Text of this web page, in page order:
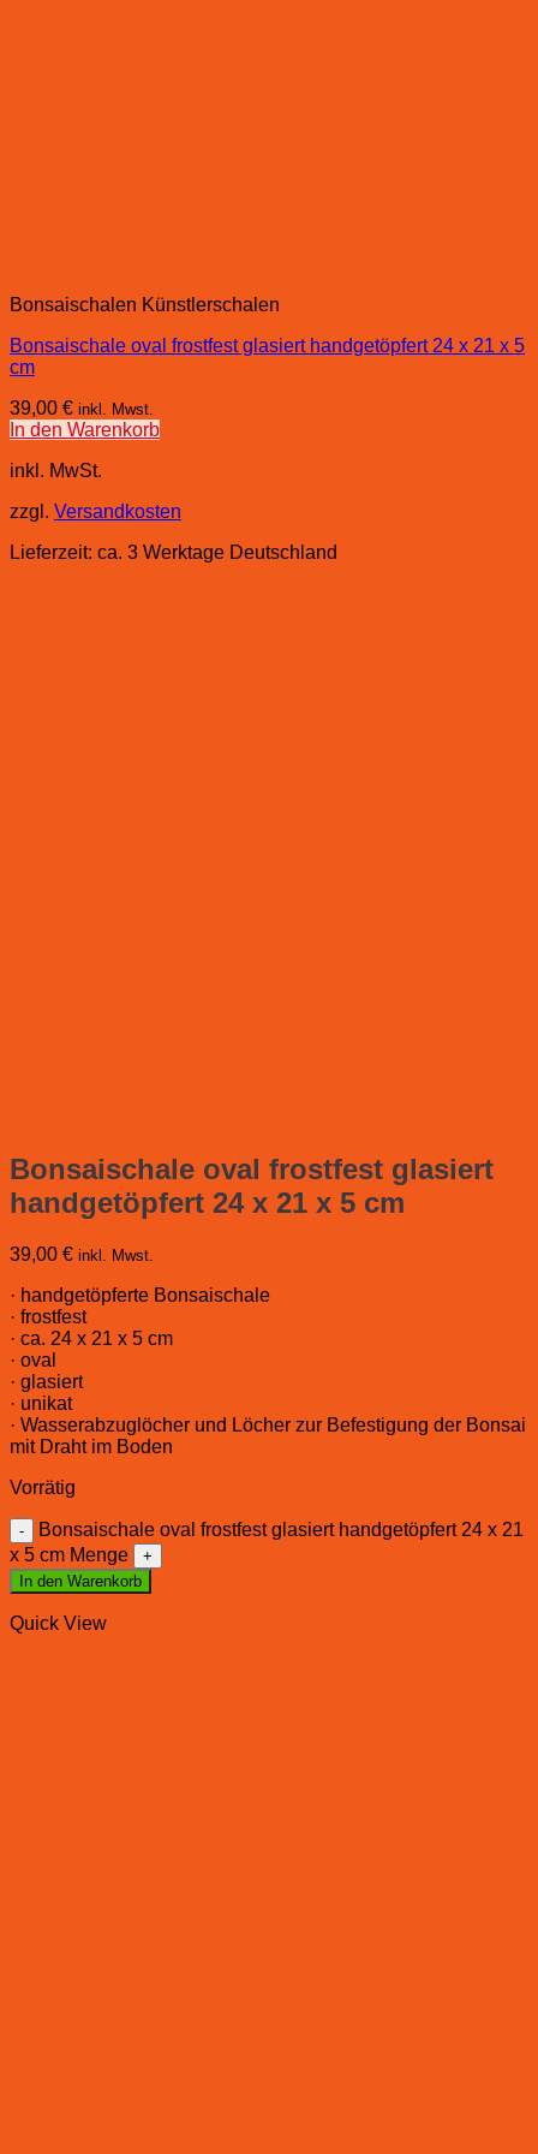
Bonsaischalen Künstlerschalen
Bonsaischale oval frostfest glasiert handgetöpfert 24 x 21 x 5
cm
39,00 € inkl. Mwst.
In den Warenkorb
inkl. MwSt.
zzgl. Versandkosten
Lieferzeit: ca. 3 Werktage Deutschland
Bonsaischale oval frostfest glasiert
handgetöpfert 24 x 21 x 5 cm
39,00 € inkl. Mwst.
· handgetöpferte Bonsaischale
· frostfest
· ca. 24 x 21 x 5 cm
· oval
· glasiert
· unikat
· Wasserabzuglöcher und Löcher zur Befestigung der Bonsai
mit Draht im Boden
Vorrätig
Bonsaischale oval frostfest glasiert handgetöpfert 24 x 21
x 5 cm Menge
In den Warenkorb
Quick View